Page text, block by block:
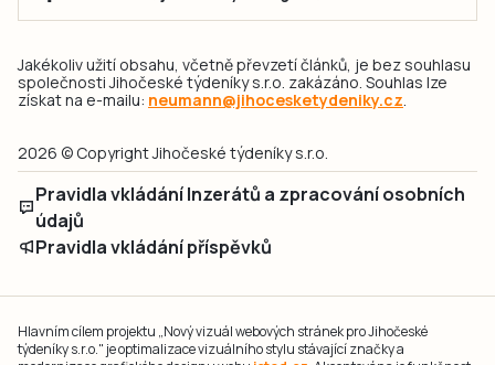
Jakékoliv užití obsahu, včetně převzetí článků, je bez souhlasu
společnosti Jihočeské týdeníky s.r.o. zakázáno. Souhlas lze
získat na e-mailu: neumann@jihocesketydeniky.cz
2026 © Copyright Jihočeské týdeníky s.r.o.
Pravidla vkládání Inzerátů a zpracování osobních
údajů
Pravidla vkládání příspěvků
Hlavním cílem projektu „Nový vizuál webových stránek pro Jihočeské
týdeníky s.r.o." je optimalizace vizuálního stylu stávající značky a